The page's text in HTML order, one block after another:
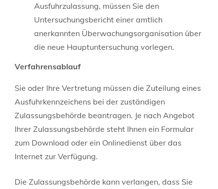
Ausfuhrzulassung, müssen Sie den
Untersuchungsbericht einer amtlich
anerkannten Überwachungsorganisation über
die neue Hauptuntersuchung vorlegen.
Verfahrensablauf
Sie oder Ihre Vertretung müssen die Zuteilung eines
Ausfuhrkennzeichens bei der zuständigen
Zulassungsbehörde beantragen. Je nach Angebot
Ihrer Zulassungsbehörde steht Ihnen ein Formular
zum Download oder ein Onlinedienst über das
Internet zur Verfügung.
Die Zulassungsbehörde kann verlangen, dass Sie